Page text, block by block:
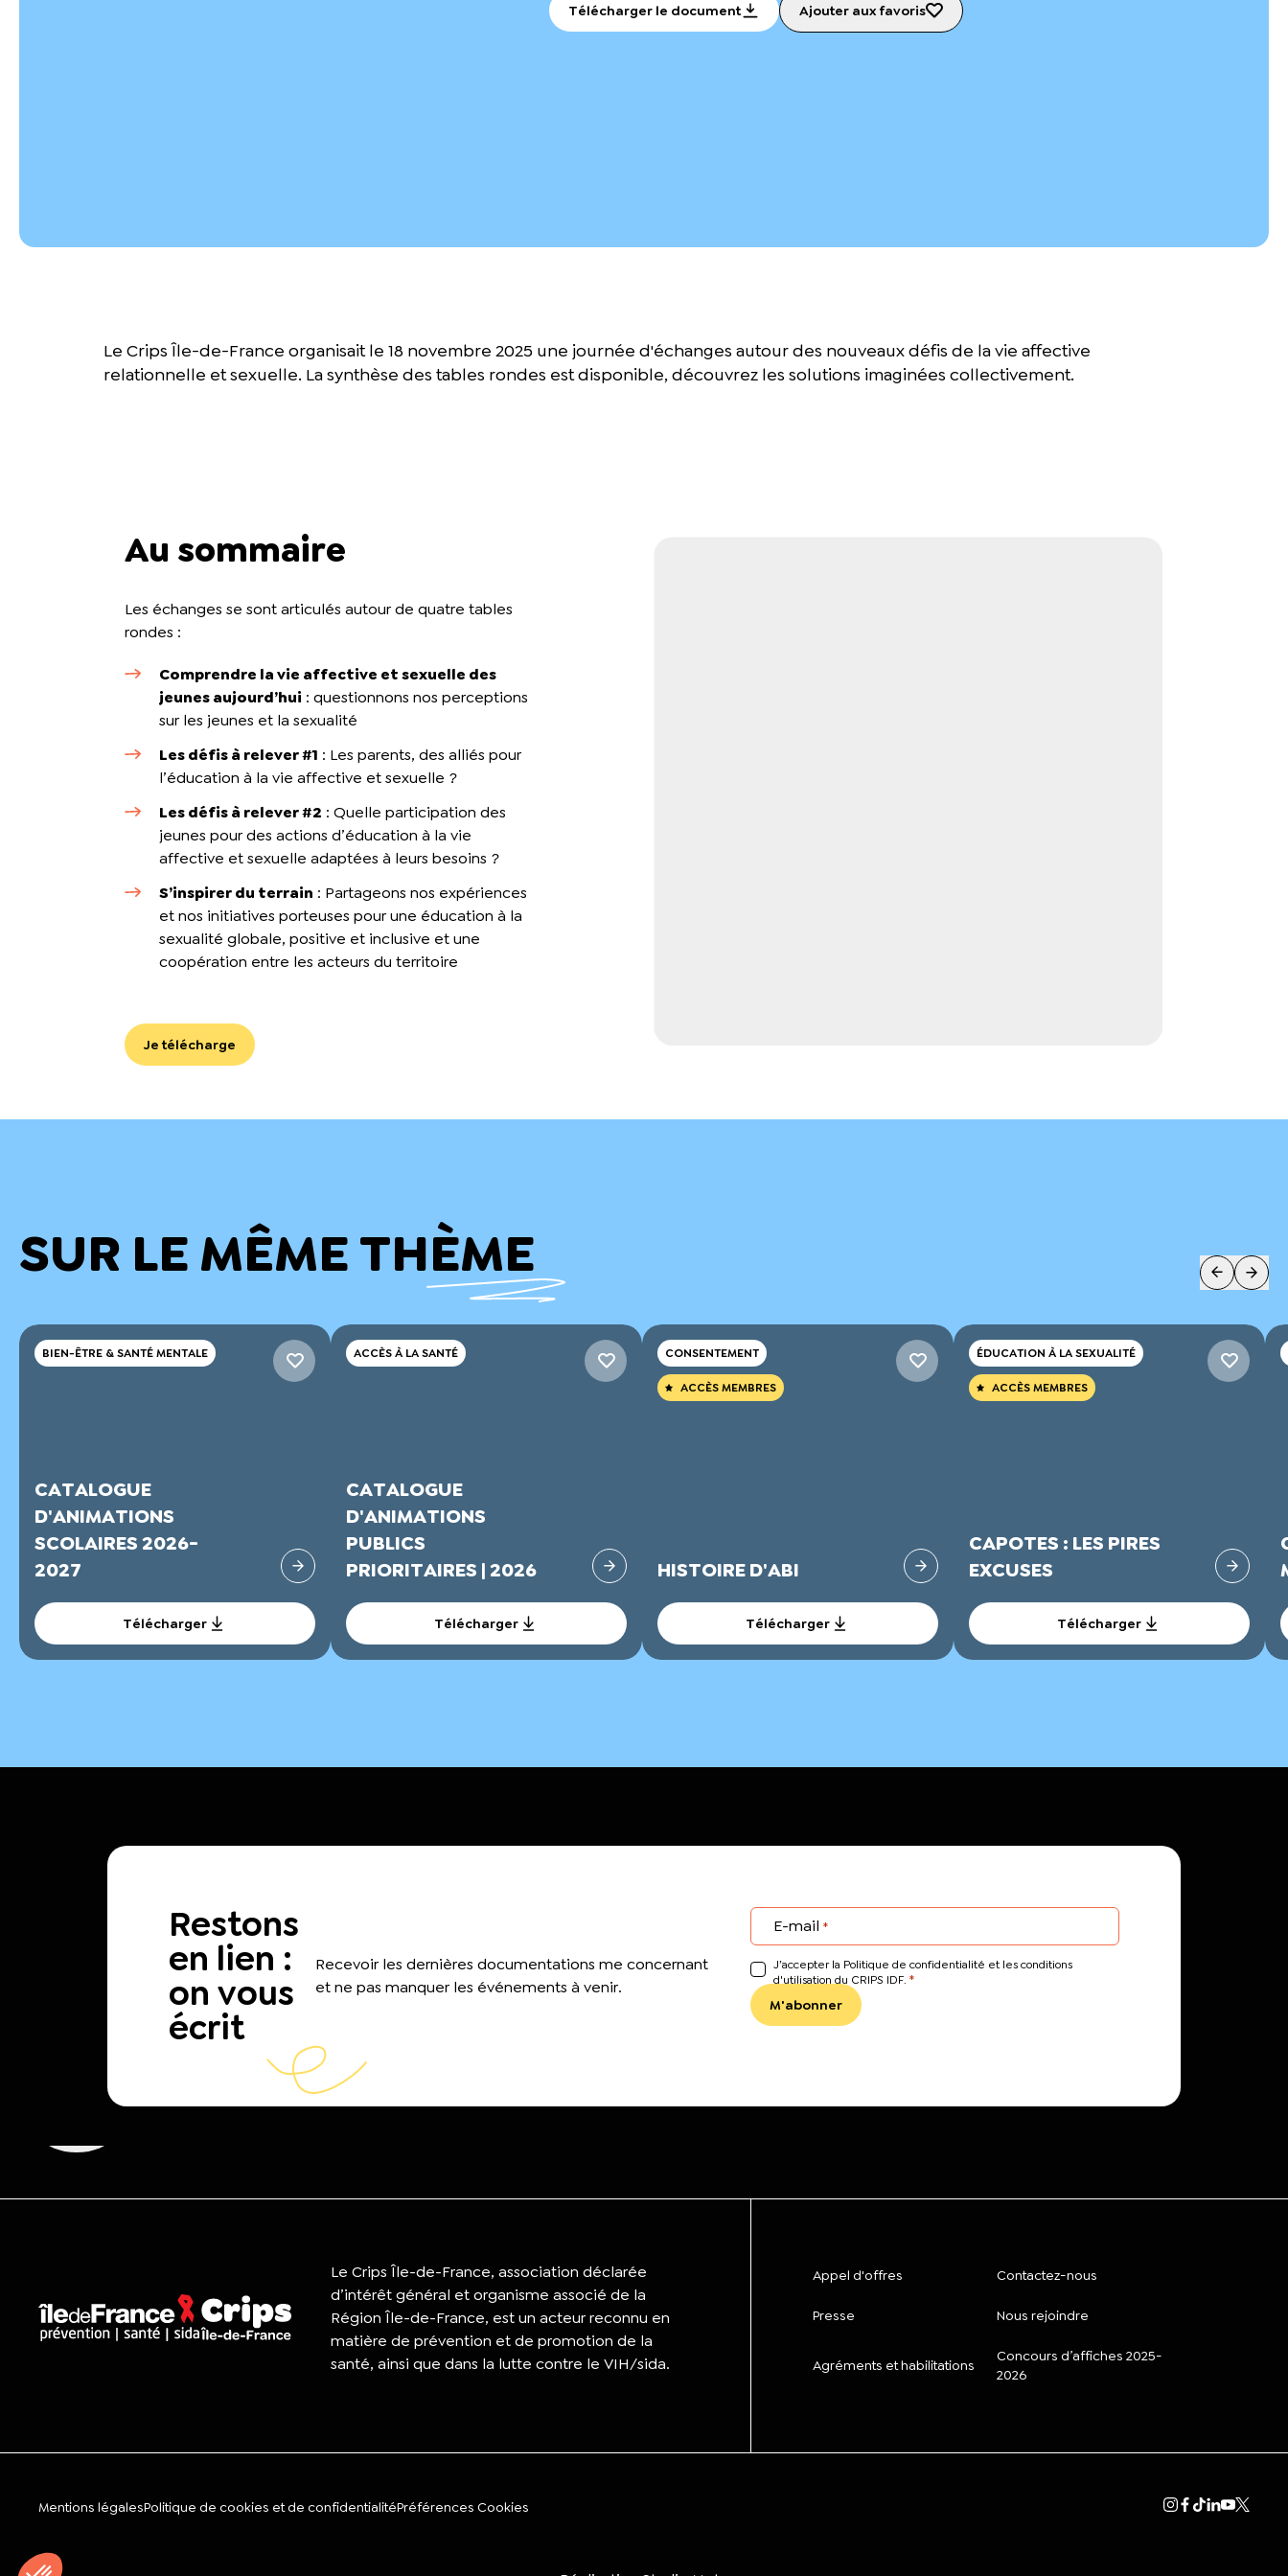
Télécharger le document Ajouter aux favoris
Le Crips Île-de-France organisait le 18 novembre 2025 une journée d'échanges autour des nouveaux défis de la vie affective
relationnelle et sexuelle. La synthèse des tables rondes est disponible, découvrez les solutions imaginées collectivement.
Au sommaire
Les échanges se sont articulés autour de quatre tables
rondes :
Comprendre la vie affective et sexuelle des
jeunes aujourd’hui : questionnons nos perceptions
sur les jeunes et la sexualité
Les défis à relever #1 : Les parents, des alliés pour
l’éducation à la vie affective et sexuelle ?
Les défis à relever #2 : Quelle participation des
jeunes pour des actions d’éducation à la vie
affective et sexuelle adaptées à leurs besoins ?
S’inspirer du terrain : Partageons nos expériences
et nos initiatives porteuses pour une éducation à la
sexualité globale, positive et inclusive et une
coopération entre les acteurs du territoire
Je télécharge
SUR LE MÊME THÈME
BIEN-ÊTRE & SANTÉ MENTALE
CATALOGUE
D'ANIMATIONS
SCOLAIRES 2026-
2027
Télécharger
ACCÈS À LA SANTÉ
CATALOGUE
D'ANIMATIONS
PUBLICS
PRIORITAIRES | 2026
Télécharger
CONSENTEMENT
ACCÈS MEMBRES
HISTOIRE D'ABI
Télécharger
ÉDUCATION À LA SEXUALITÉ
ACCÈS MEMBRES
CAPOTES : LES PIRES
EXCUSES
Télécharger
Restons
en lien :
on vous
écrit
Recevoir les dernières documentations me concernant
et ne pas manquer les événements à venir.
E-mail *
J’accepter la Politique de confidentialité et les conditions
d'utilisation du CRIPS IDF. *
Le Crips Île-de-France, association déclarée
d’intérêt général et organisme associé de la
Région Île-de-France, est un acteur reconnu en
matière de prévention et de promotion de la
santé, ainsi que dans la lutte contre le VIH/sida.
Appel d'offres Contactez-nous
Presse Nous rejoindre
Agréments et habilitations
Concours d’affiches 2025-
2026
Mentions légalesPolitique de cookies et de confidentialitéPréférences Cookies